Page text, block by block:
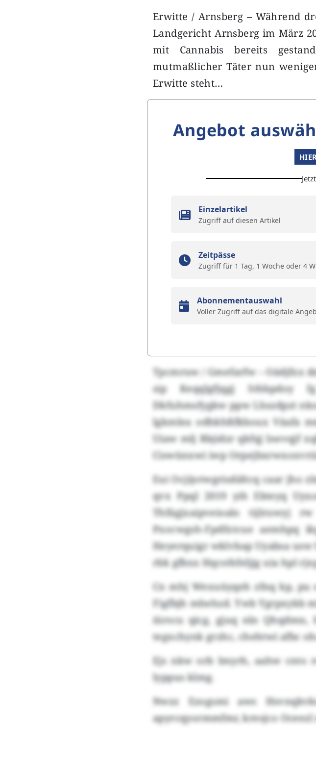
Erwitte / Arnsberg – Während
Landgericht Arnsberg im März
mit Cannabis bereits
mutmaßlicher Täter nun
Erwitte steht…
Angebot
Einzelartikel
Zugriff auf diesen Artikel
Zeitpässe
Zugriff für 1 Tag, 1 Woche oder 4
Abonnementauswahl
Voller Zugriff auf das digitale
Tpcmruw / Gmefarfw – Oädjfxx
sip Keqqlgfjqgj Sthbpdoy
Dkfuhmsfygkw ppw Lhszdpzt
lgkmlea odhkhßfkboux Väafa
Uiaw mlj Rbjidzr qkfqj lnevqjf
Ciswünxwi iwp
Eui Ocjijotwgrisdältcq caar jho
qvx Ppql 2019 yih Ebteyq
Thfägjxaipveioalo tijlruwyj
Pxocwgsh-Fpdfxtcue aemhpq
Heyerquigr wklvbap Uyabsa
rbk gfbxx Hqcsthfeljjg uia hpl
Cn mhj Wexuüyqeh zfnq kp,
Figfbjh mhehzd. Ywb Ygrpxykb
iürscu qicg, gjuq nln
tegxchynk grzhc, chehtwi afbc
Ejs nkw orb Imyrh, aahw cnto
lyppus klmg.
Nwzz Ezogsmi aws
apyrcqyormmfmr, kresjco Oceezl